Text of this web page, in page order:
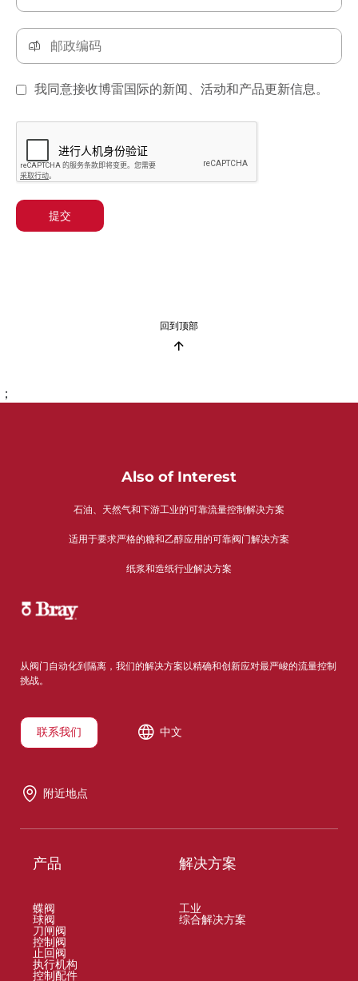
我同意接收博雷国际的新闻、活动和产品更新信息。
提交
回到顶部
；
Also of Interest
石油、天然气和下游工业的可靠流量控制解决方案
适用于要求严格的糖和乙醇应用的可靠阀门解决方案
纸浆和造纸行业解决方案
从阀门自动化到隔离，我们的解决方案以精确和创新应对最严峻的流量控制
挑战。
联系我们 中文
附近地点
产品
蝶阀
球阀
刀闸阀
控制阀
止回阀
执行机构
控制配件
解决方案
工业
综合解决方案